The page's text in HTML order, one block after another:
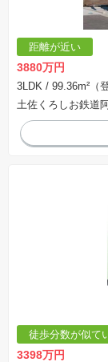
負契約が成立しない場合
手付金など）は名目のい
※課税対象物件の「価格」
※「本体価格」とは、課税
合計額を指します。
表示されておりません。
※取引にかかる費用：物件
不動産会社によって表記
いたします。
場合があります。
距離が近い
3880万円
3LDK / 99.36m²（
土佐くろしお鉄道
徒歩分数が似て
3398万円